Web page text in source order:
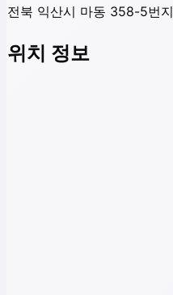
전북 익산시 마동 358-5번지
위치 정보